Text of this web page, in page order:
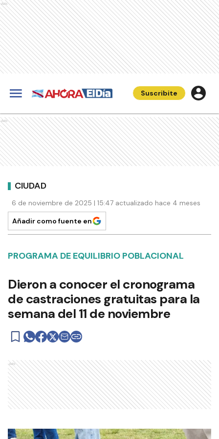
Ads
Suscribite
Ads
CIUDAD
6 de noviembre de 2025 | 15:47 actualizado hace 4 meses
Añadir como fuente en
PROGRAMA DE EQUILIBRIO POBLACIONAL
Dieron a conocer el cronograma
de castraciones gratuitas para la
semana del 11 de noviembre
Ads